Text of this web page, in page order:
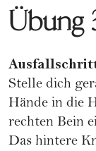
Übung
Stelle dich
Hände in die
rechten Bein
Das hintere